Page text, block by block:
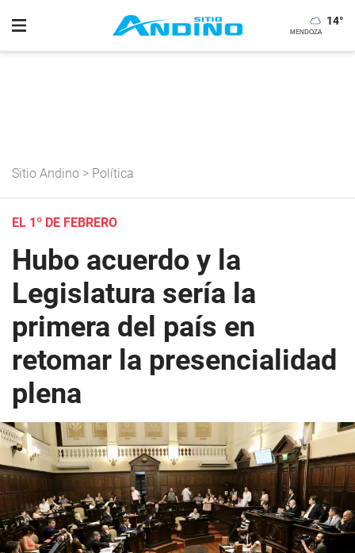
14°
Sitio Andino > Política
EL 1º DE FEBRERO
Hubo acuerdo y la
Legislatura sería la
primera del país en
retomar la presencialidad
plena